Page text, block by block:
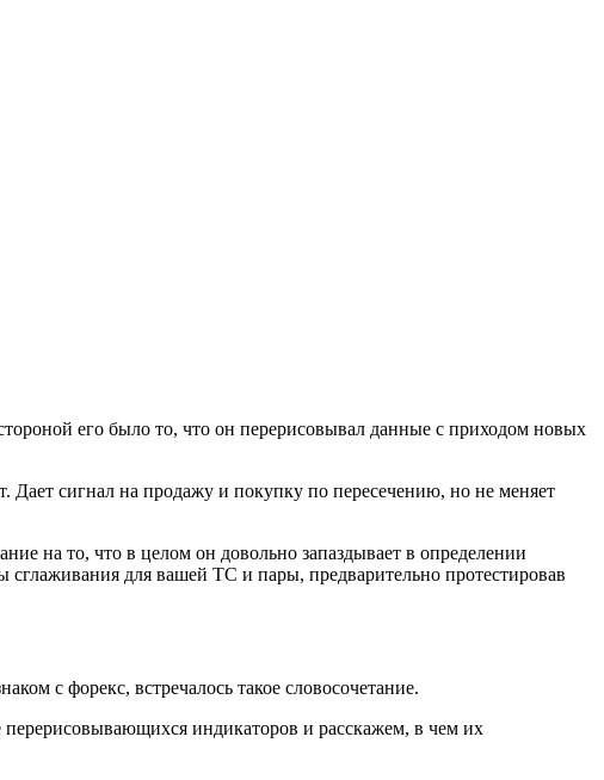
его было то, что он перерисовывал данные с приходом новых
Дает сигнал на продажу и покупку по пересечению, но не меняет
на то, что в целом он довольно запаздывает в определении
для вашей ТС и пары, предварительно протестировав
с форекс, встречалось такое словосочетание.
перерисовывающихся индикаторов и расскажем, в чем их